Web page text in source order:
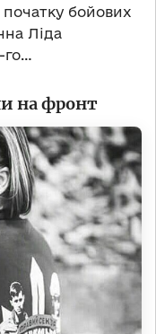
початку бойових
Ліда
го…
на фронт